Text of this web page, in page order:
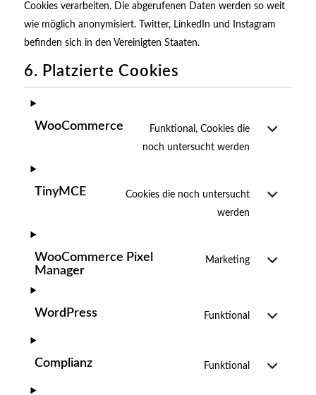
Cookies verarbeiten. Die abgerufenen Daten werden so weit
wie möglich anonymisiert. Twitter, LinkedIn und Instagram
befinden sich in den Vereinigten Staaten.
6. Platzierte Cookies
WooCommerce
Funktional, Cookies die
noch untersucht werden
TinyMCE
Cookies die noch untersucht
werden
WooCommerce Pixel
Manager
Marketing
WordPress Funktional
Complianz Funktional